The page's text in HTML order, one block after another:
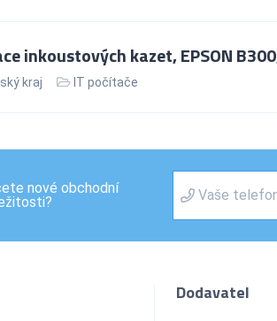
inkoustových kazet, EPSON
kraj IT počítače
nové obchodní
Dodavatel